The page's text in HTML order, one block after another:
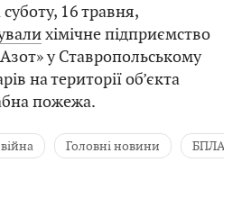
16 травня,
хімічне підприємство
у Ставропольському
на території об’єкта
пожежа.
Головні новини БПЛА